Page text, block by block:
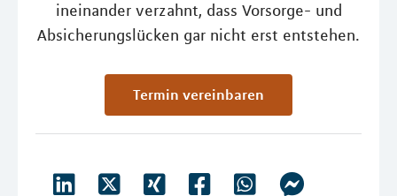
ineinander verzahnt, dass Vorsorge- und
Absicherungslücken gar nicht erst entstehen.
Termin vereinbaren